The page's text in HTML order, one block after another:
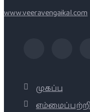
www.veeravengaikal.com
முகப்பு